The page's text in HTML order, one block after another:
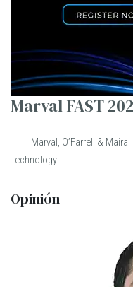
Marval FAST
Marval, O’Farrell & Mairal
Technology
Opinión